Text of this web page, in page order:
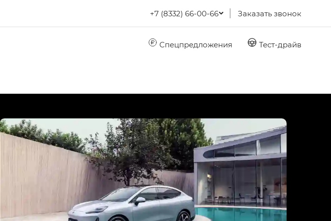
+7 (8332) 66-00-66 Заказать звонок
Спецпредложения Тест-драйв